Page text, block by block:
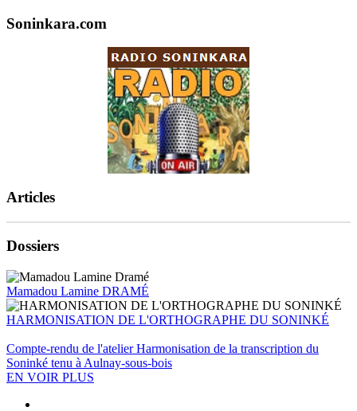
Soninkara.com
Articles
Dossiers
Mamadou Lamine DRAMÉ
HARMONISATION DE L'ORTHOGRAPHE DU SONINKÉ
Compte-rendu de l'atelier Harmonisation de la transcription du
Soninké tenu à Aulnay-sous-bois
EN VOIR PLUS